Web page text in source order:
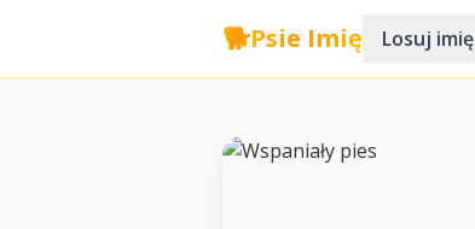
🐕Psie Imię Losuj imię